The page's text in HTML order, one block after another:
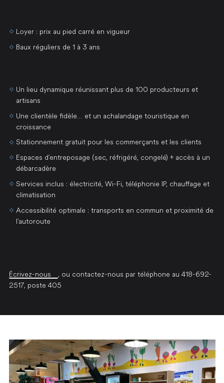
Loyer : prix au pied carré en vigueur
Baux réguliers de 1 à 3 ans
Un lieu dynamique réunissant plus de 100 producteurs et
artisans
Une clientèle fidèle… et un achalandage touristique en
croissance
Stationnement gratuit pour les commerçants et les clients
Espaces d’entreposage (sec, réfrigéré, congelé) + accès à un
débarcadère
Services inclus : électricité, Wi-Fi, téléphonie IP, chauffage et
climatisation
Accessibilité optimale : transports en commun et proximité de
l’autoroute
Écrivez-nous
, ou contactez-nous par téléphone au 418-692-
2517, poste 405